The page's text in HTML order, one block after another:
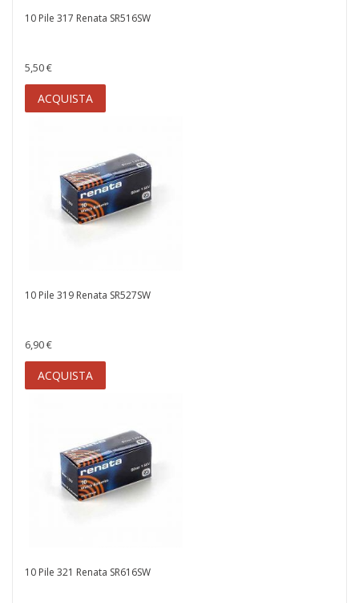
10 Pile 317 Renata SR516SW
5,50 €
ACQUISTA
10 Pile 319 Renata SR527SW
6,90 €
ACQUISTA
10 Pile 321 Renata SR616SW